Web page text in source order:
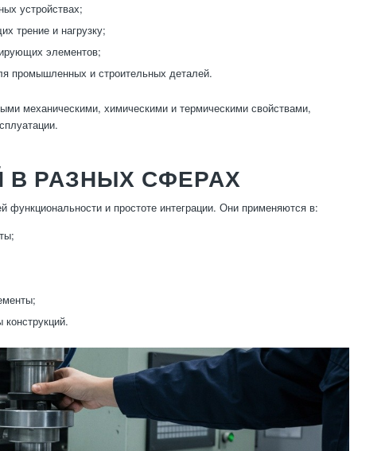
устройствах;
трение и нагрузку;
элементов;
промышленных и строительных деталей.
механическими, химическими и термическими свойствами,
В РАЗНЫХ СФЕРАХ
функциональности и простоте интеграции. Они применяются в: